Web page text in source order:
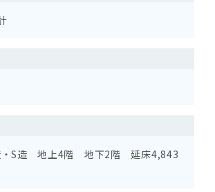
・S造 地上4階 地下2階 延床4,843